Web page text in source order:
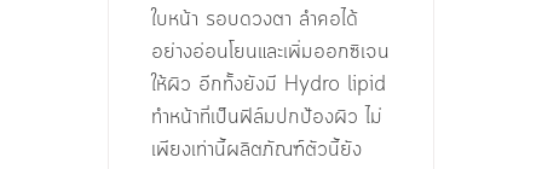
ใบหน้า รอบดวงตา ลำคอได้
อย่างอ่อนโยนและเพิ่มออกซิเจน
ให้ผิว อีกทั้งยังมี Hydro lipid
ทำหน้าที่เป็นฟิล์มปกป้องผิว ไม่
เพียงเท่านี้ผลิตภัณฑ์ตัวนี้ยัง